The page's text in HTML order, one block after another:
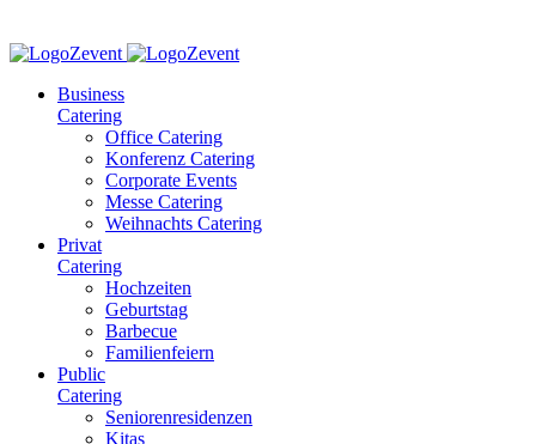
Business
Catering
Office Catering
Konferenz Catering
Corporate Events
Messe Catering
Weihnachts Catering
Privat
Catering
Hochzeiten
Geburtstag
Barbecue
Familienfeiern
Public
Catering
Seniorenresidenzen
Kitas